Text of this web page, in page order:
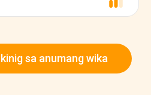
sa anumang wika